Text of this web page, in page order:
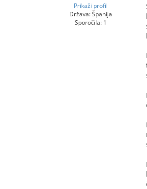
Prikaži profil
Država: Španija
Sporočila: 1